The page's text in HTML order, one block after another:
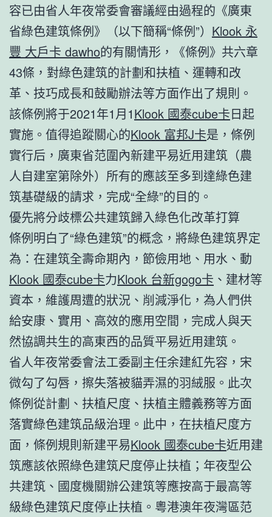
容已由省人年夜常委會審議經由過程的《廣東
省綠色建筑條例》（以下簡稱“條例”） Klook 永
豐 大戶卡 dawho的有關情形，《條例》共六章
43條，對綠色建筑的計劃和扶植、運轉和改
革、技巧成長和鼓勵辦法等方面作出了規則。
該條例將于2021年1月1Klook 國泰cube卡日起
實施。值得追蹤關心的Klook 富邦J卡是，條例
實行后，廣東省范圍內新建平易近用建筑（農
人自建室第除外）所有的應該至多到達綠色建
筑基礎級的請求，完成“全綠”的目的。
優先將分歧標公共建筑歸入綠色化改革打算
條例明白了“綠色建筑”的概念，將綠色建筑界定
為：在建筑全壽命期內，節儉用地、用水、動
Klook 國泰cube卡力Klook 台新gogo卡 、建材等
資本，維護周遭的狀況、削減淨化，為人們供
給安康、實用、高效的應用空間，完成人與天
然協調共生的高東西的品質平易近用建筑。
省人年夜常委會法工委副主任余建紅先容，宋
微勾了勾唇，擦失落被貓弄濕的羽絨服。此次
條例從計劃、扶植尺度、扶植主體義務等方面
落實綠色建筑品級治理。此中，在扶植尺度方
面，條例規則新建平易Klook 國泰cube卡近用建
筑應該依照綠色建筑尺度停止扶植；年夜型公
共建筑、國度機關辦公建筑等應按高于最高等
級綠色建筑尺度停止扶植。粵港澳年夜灣區范